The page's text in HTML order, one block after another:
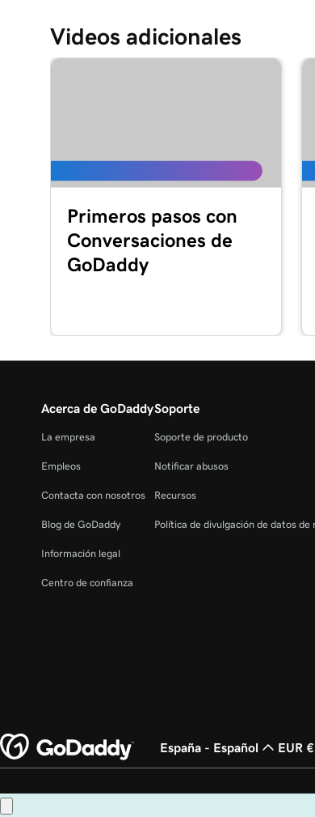
Videos adicionales
Primeros pasos con
Conversaciones de
GoDaddy
Acerca de GoDaddy
La empresa
Empleos
Contacta con nosotros
Blog de GoDaddy
Información legal
Centro de confianza
Soporte
Soporte de producto
Notificar abusos
Recursos
Política de divulgación de datos
España - Español EUR €
Copyright © 1999 - 2026 GoDaddy Operating Company, LLC.